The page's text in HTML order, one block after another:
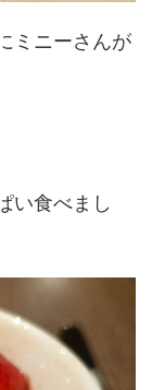
ミニーさんが
い食べまし